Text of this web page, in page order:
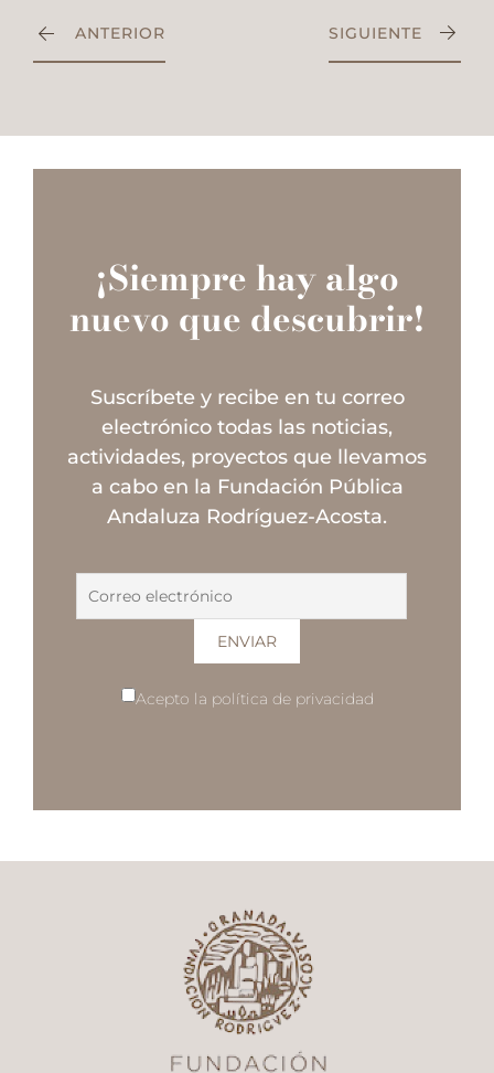
ANTERIOR SIGUIENTE
¡Siempre hay algo
nuevo que descubrir!
Suscríbete y recibe en tu correo
electrónico todas las noticias,
actividades, proyectos que llevamos
a cabo en la Fundación Pública
Andaluza Rodríguez-Acosta.
Acepto la política de privacidad